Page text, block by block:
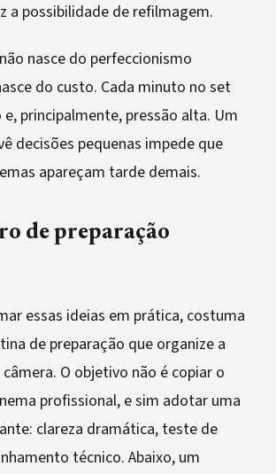
a possibilidade de refilmagem.
nasce do perfeccionismo
do custo. Cada minuto no set
principalmente, pressão alta. Um
decisões pequenas impede que
apareçam tarde demais.
de preparação
essas ideias em prática, costuma
de preparação que organize a
O objetivo não é copiar o
profissional, e sim adotar uma
clareza dramática, teste de
técnico. Abaixo, um